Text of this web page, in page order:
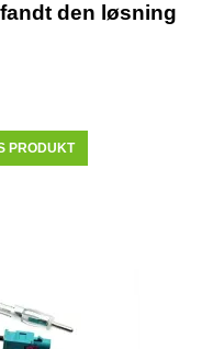
den løsning
PRODUKT